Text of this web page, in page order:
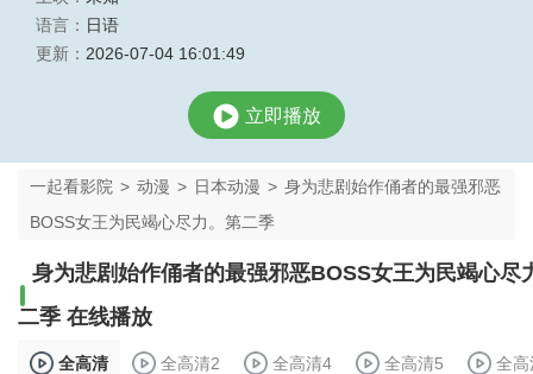
语言： 日语
更新： 2026-07-04 16:01:49
立即播放
一起看影院 > 动漫 > 日本动漫 > 身为悲剧始作俑者的最强邪恶
BOSS女王为民竭心尽力。第二季
身为悲剧始作俑者的最强邪恶BOSS女王为民竭心尽
二季 在线播放
全高清 全高清2 全高清4 全高清5 全